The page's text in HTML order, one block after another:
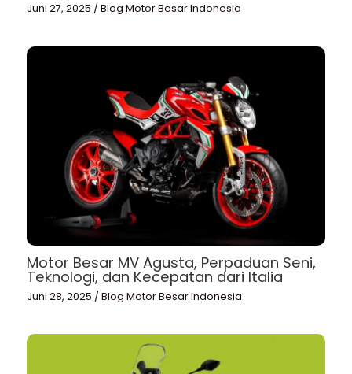
Juni 27, 2025 /Blog Motor Besar Indonesia
Motor Besar MV Agusta, Perpaduan Seni,
Teknologi, dan Kecepatan dari Italia
Juni 28, 2025 /Blog Motor Besar Indonesia